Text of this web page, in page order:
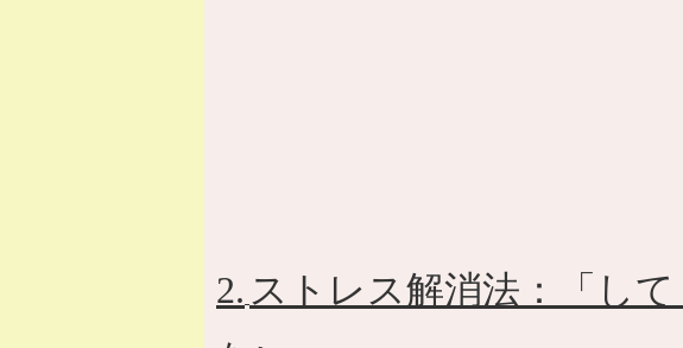
2. ストレス解消法：「し